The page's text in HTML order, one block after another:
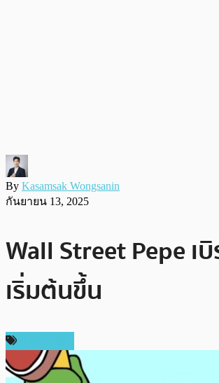
By Kasamsak Wongsanin
กันยายน 13, 2025
Wall Street Pepe เ
เริ่มต้นขึ้น